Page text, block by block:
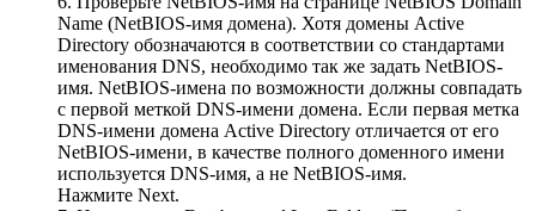
Name (NetBIOS-имя домена). Хотя домены Active
Directory обозначаются в соответствии со стандартами
именования DNS, необходимо так же задать NetBIOS-
имя. NetBIOS-имена по возможности должны совпадать
с первой меткой DNS-имени домена. Если первая метка
DNS-имени домена Active Directory отличается от его
NetBIOS-имени, в качестве полного доменного имени
используется DNS-имя, а не NetBIOS-имя.
Нажмите Next.